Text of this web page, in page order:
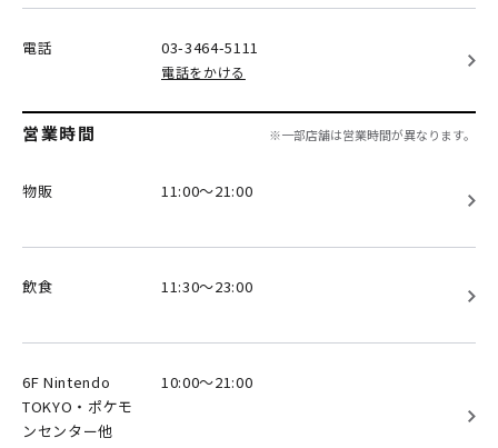
電話 03-3464-5111
電話をかける
営業時間 ※一部店舗は営業時間が異なります。
物販 11:00～21:00
飲食 11:30～23:00
6F Nintendo
TOKYO・ポケモ
ンセンター他
10:00～21:00